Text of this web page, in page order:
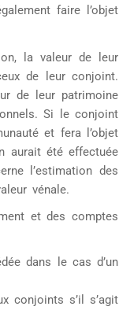
faire l’objet
la valeur de leur
de leur conjoint.
de leur patrimoine
Si le conjoint
et fera l’objet
aurait été effectuée
l’estimation des
vénale.
et des comptes
dans le cas d’un
conjoints s’il s’agit